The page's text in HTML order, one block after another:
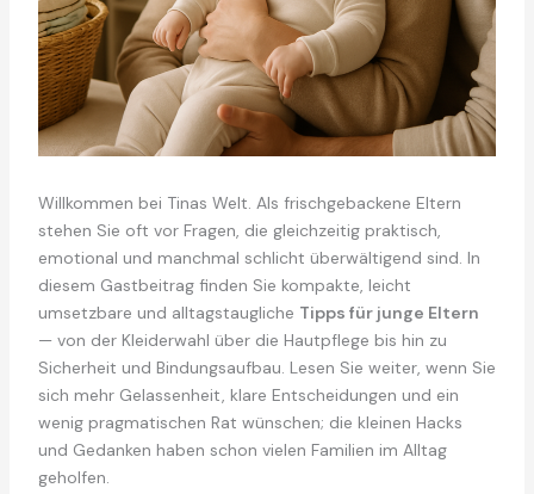
Willkommen bei Tinas Welt. Als frischgebackene Eltern
stehen Sie oft vor Fragen, die gleichzeitig praktisch,
emotional und manchmal schlicht überwältigend sind. In
diesem Gastbeitrag finden Sie kompakte, leicht
umsetzbare und alltagstaugliche Tipps für junge Eltern
— von der Kleiderwahl über die Hautpflege bis hin zu
Sicherheit und Bindungsaufbau. Lesen Sie weiter, wenn Sie
sich mehr Gelassenheit, klare Entscheidungen und ein
wenig pragmatischen Rat wünschen; die kleinen Hacks
und Gedanken haben schon vielen Familien im Alltag
geholfen.